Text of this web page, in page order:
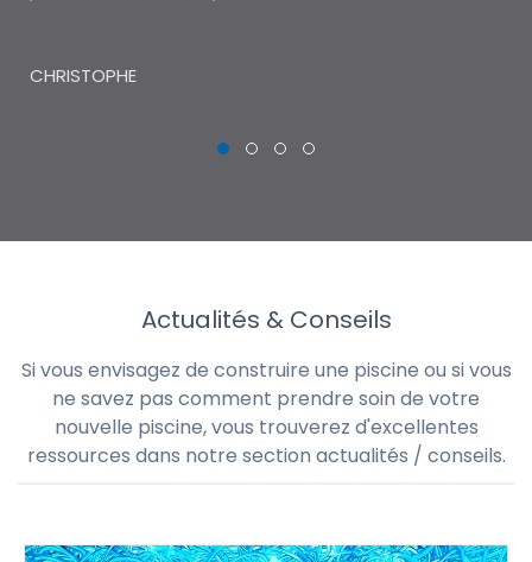
CHRISTOPHE
Actualités & Conseils
Si vous envisagez de construire une piscine ou si vous
ne savez pas comment prendre soin de votre
nouvelle piscine, vous trouverez d'excellentes
ressources dans notre section actualités / conseils.